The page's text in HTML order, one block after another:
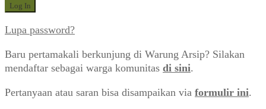
Lupa password?
Baru pertamakali berkunjung di Warung Arsip? Silakan
mendaftar sebagai warga komunitas di sini.
Pertanyaan atau saran bisa disampaikan via formulir ini.